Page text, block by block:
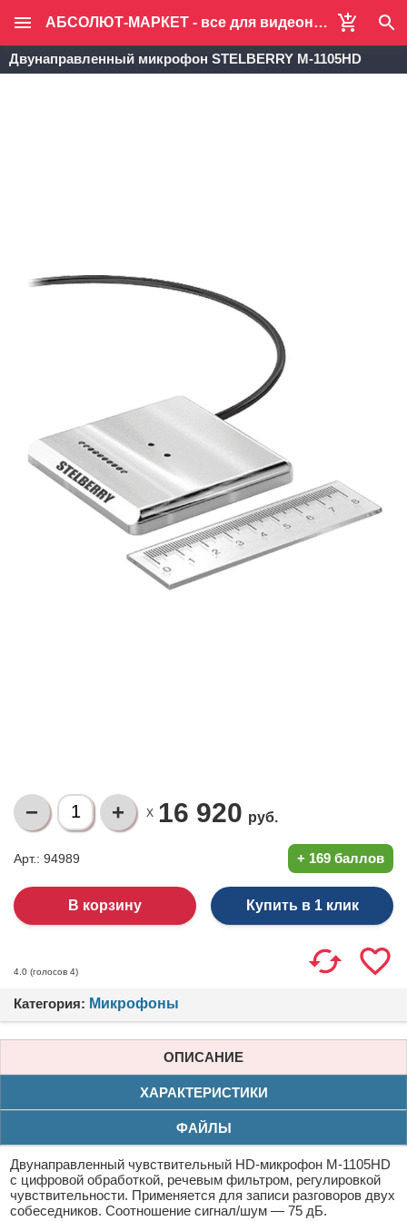
АБСОЛЮТ-МАРКЕТ - все для видеонаблюдения и систем безопасности
Двунаправленный микрофон STELBERRY М-1105HD
X 16 920 руб.
Арт.: 94989 + 169 баллов
Купить в 1 клик
4.0 (голосов 4)
Категория: Микрофоны
ОПИСАНИЕ
ХАРАКТЕРИСТИКИ
ФАЙЛЫ
Двунаправленный чувствительный HD-микрофон М-1105HD
с цифровой обработкой, речевым фильтром, регулировкой
чувствительности. Применяется для записи разговоров двух
собеседников. Соотношение сигнал/шум — 75 дБ.